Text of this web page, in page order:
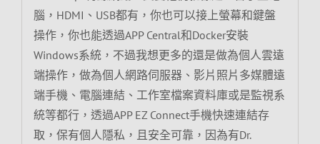
腦，HDMI、USB都有，你也可以接上螢幕和鍵盤
操作，你也能透過APP Central和Docker安裝
Windows系統，不過我想更多的還是做為個人雲遠
端操作，做為個人網路伺服器、影片照片多媒體遠
端手機、電腦連結、工作室檔案資料庫或是監視系
統等都行，透過APP EZ Connect手機快速連結存
取，保有個人隱私，且安全可靠，因為有Dr.